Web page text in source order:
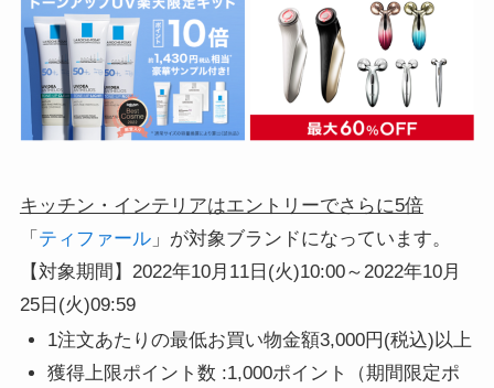
キッチン・インテリアはエントリーでさらに5倍
「 ティファール」が対象ブランドになっています。
【対象期間】2022年10月11日(火)10:00～2022年10月
25日(火)09:59
1注文あたりの最低お買い物金額3,000円(税込)以上
獲得上限ポイント数 :1,000ポイント（期間限定ポ